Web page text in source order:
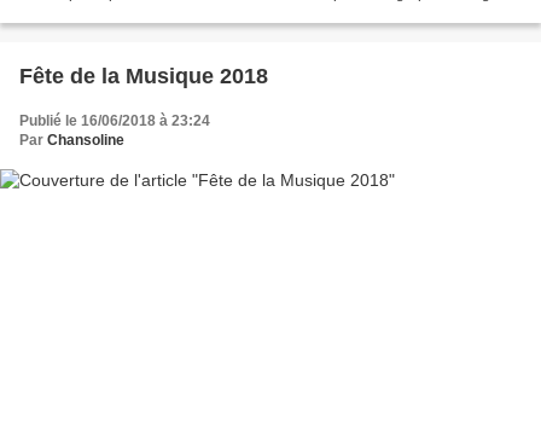
Fête de la Musique 2018
Publié le 16/06/2018 à 23:24
Par Chansoline